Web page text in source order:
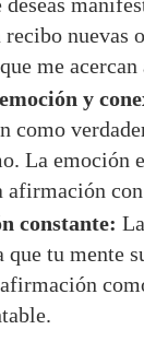
recibo nuevas
me
y
como
La emoción
afirmación
constante:
que tu mente